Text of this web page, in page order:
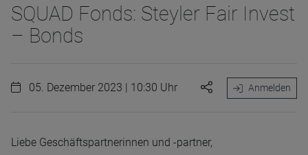
SQUAD Fonds: Steyler Fair Invest
– Bonds
05. Dezember 2023 | 10:30 Uhr Anmelden
Liebe Geschäftspartnerinnen und -partner,